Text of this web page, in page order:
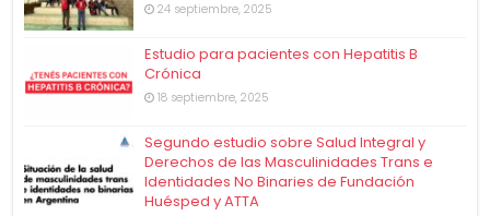
24 septiembre, 2025
Estudio para pacientes con Hepatitis B
Crónica
18 septiembre, 2025
Segundo estudio sobre Salud Integral y
Derechos de las Masculinidades Trans e
Identidades No Binaries de Fundación
Huésped y ATTA